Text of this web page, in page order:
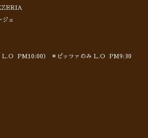
ェ
PM10:00） ＊ピッツァのみ L.O PM9:30